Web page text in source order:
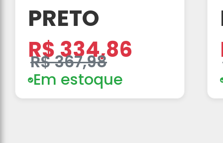
PRETO
R$ 334,86
R$ 367,98
Em estoque